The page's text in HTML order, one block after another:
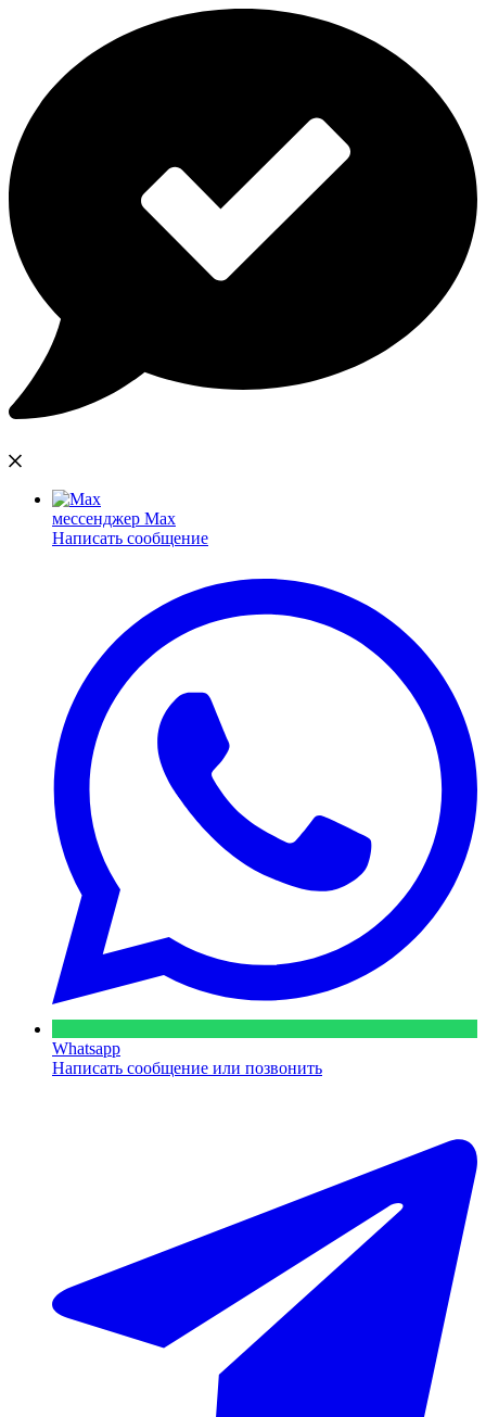
мессенджер Max
Написать сообщение
Whatsapp
Написать сообщение или позвонить